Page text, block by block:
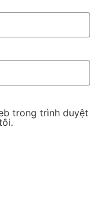
trong trình duyệt